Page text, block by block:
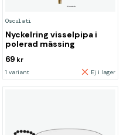
Osculati
Nyckelring visselpipa i
polerad mässing
69 kr
1 variant Ej i lager